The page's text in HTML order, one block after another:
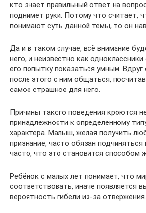
кто знает правильный ответ на
поднимет руки. Потому что считает,
понимают суть данной темы, то он
Да и в таком случае, всё внимание
него, и неизвестно как
его попытку показаться умным. Вдруг
после этого с ним общаться,
самое страшное для него.
Причины такого поведения кроются
принадлежности к определённому
характера. Малыш, желая получить
признание, часто обязан подчиняться
часто, что это становится способом
Ребёнок с малых лет понимает, что
соответствовать, иначе появляется
вероятность гибели из-за отвержения.